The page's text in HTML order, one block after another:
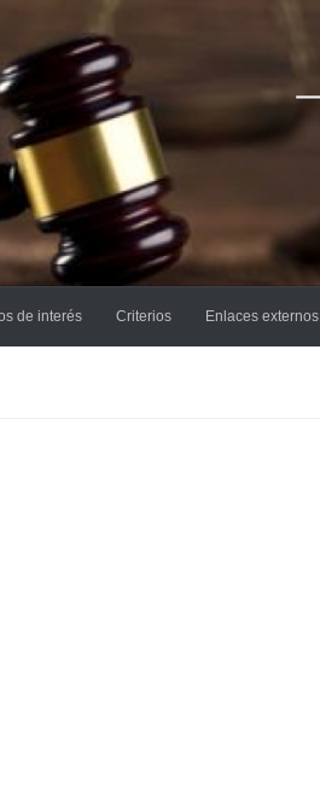
de interés Criterios Enlaces externos